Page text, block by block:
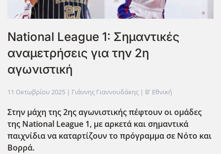
National League 1: Σημαντικές
αναμετρήσεις για την 2η
αγωνιστική
11 Οκτωβρίου 2025 | Γιάννης Γιαννουδάκης | Β' Εθνική
Στην μάχη της 2ης αγωνιστικής πέφτουν οι ομάδες
της National League 1, με αρκετά και σημαντικά
παιχνίδια να καταρτίζουν το πρόγραμμα σε Νότο και
Βορρά.